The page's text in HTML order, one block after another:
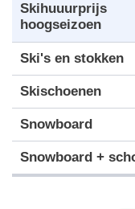
Skihuuurprijs
hoogseizoen
Ski's en stokken
Skischoenen
Snowboard
Snowboard +